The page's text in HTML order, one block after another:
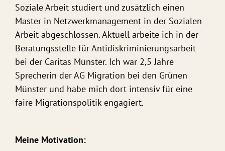
Soziale Arbeit studiert und zusätzlich einen
Master in Netzwerkmanagement in der Sozialen
Arbeit abgeschlossen. Aktuell arbeite ich in der
Beratungsstelle für Antidiskriminierungsarbeit
bei der Caritas Münster. Ich war 2,5 Jahre
Sprecherin der AG Migration bei den Grünen
Münster und habe mich dort intensiv für eine
faire Migrationspolitik engagiert.
Meine Motivation: